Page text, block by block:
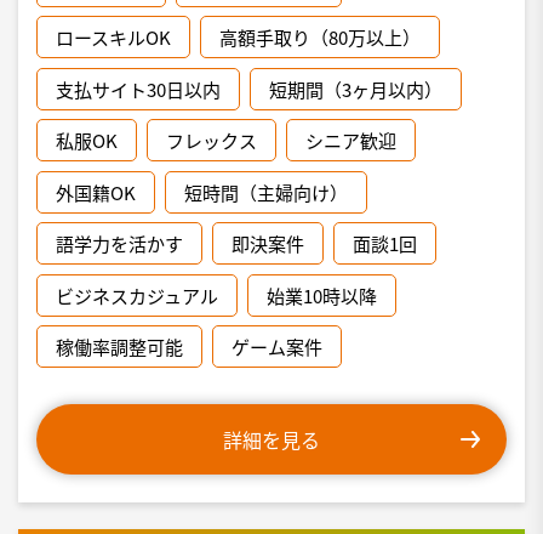
ロースキルOK 高額手取り（80万以上）
支払サイト30日以内 短期間（3ヶ月以内）
私服OK フレックス シニア歓迎
外国籍OK 短時間（主婦向け）
語学力を活かす 即決案件 面談1回
ビジネスカジュアル 始業10時以降
稼働率調整可能 ゲーム案件
詳細を見る